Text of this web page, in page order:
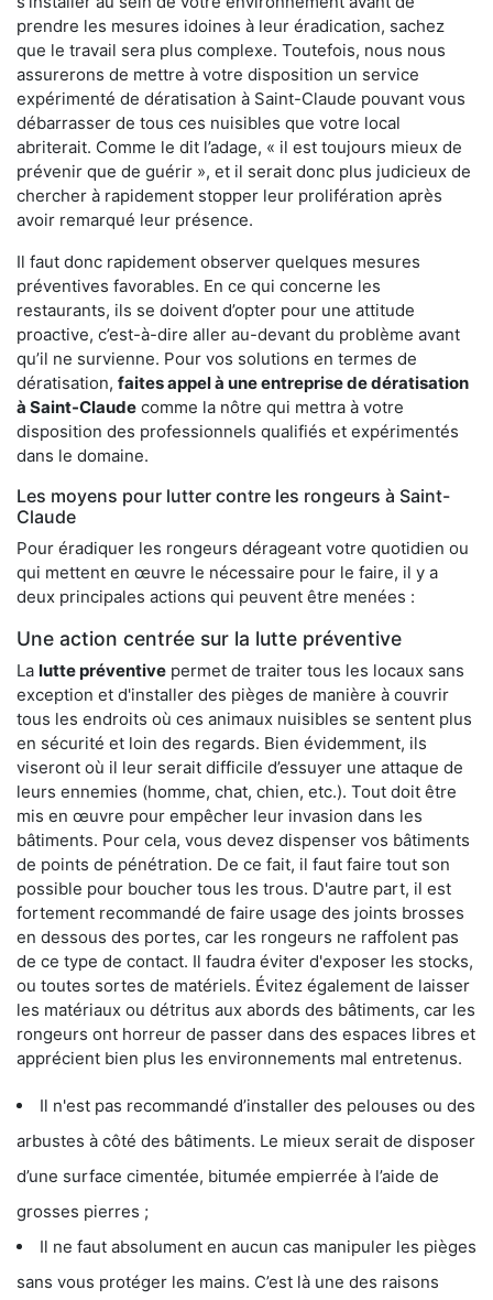
prendre les mesures idoines à leur éradication, sachez
que le travail sera plus complexe. Toutefois, nous nous
assurerons de mettre à votre disposition un service
expérimenté de dératisation à Saint-Claude pouvant vous
débarrasser de tous ces nuisibles que votre local
abriterait. Comme le dit l’adage, « il est toujours mieux de
prévenir que de guérir », et il serait donc plus judicieux de
chercher à rapidement stopper leur prolifération après
avoir remarqué leur présence.
Il faut donc rapidement observer quelques mesures
préventives favorables. En ce qui concerne les
restaurants, ils se doivent d’opter pour une attitude
proactive, c’est-à-dire aller au-devant du problème avant
qu’il ne survienne. Pour vos solutions en termes de
dératisation, faites appel à une entreprise de dératisation
à Saint-Claude comme la nôtre qui mettra à votre
disposition des professionnels qualifiés et expérimentés
dans le domaine.
Les moyens pour lutter contre les rongeurs à Saint-
Claude
Pour éradiquer les rongeurs dérageant votre quotidien ou
qui mettent en œuvre le nécessaire pour le faire, il y a
deux principales actions qui peuvent être menées :
Une action centrée sur la lutte préventive
La lutte préventive permet de traiter tous les locaux sans
exception et d'installer des pièges de manière à couvrir
tous les endroits où ces animaux nuisibles se sentent plus
en sécurité et loin des regards. Bien évidemment, ils
viseront où il leur serait difficile d’essuyer une attaque de
leurs ennemies (homme, chat, chien, etc.). Tout doit être
mis en œuvre pour empêcher leur invasion dans les
bâtiments. Pour cela, vous devez dispenser vos bâtiments
de points de pénétration. De ce fait, il faut faire tout son
possible pour boucher tous les trous. D'autre part, il est
fortement recommandé de faire usage des joints brosses
en dessous des portes, car les rongeurs ne raffolent pas
de ce type de contact. Il faudra éviter d'exposer les stocks,
ou toutes sortes de matériels. Évitez également de laisser
les matériaux ou détritus aux abords des bâtiments, car les
rongeurs ont horreur de passer dans des espaces libres et
apprécient bien plus les environnements mal entretenus.
Il n'est pas recommandé d’installer des pelouses ou des
arbustes à côté des bâtiments. Le mieux serait de disposer
d’une surface cimentée, bitumée empierrée à l’aide de
grosses pierres ;
Il ne faut absolument en aucun cas manipuler les pièges
sans vous protéger les mains. C’est là une des raisons